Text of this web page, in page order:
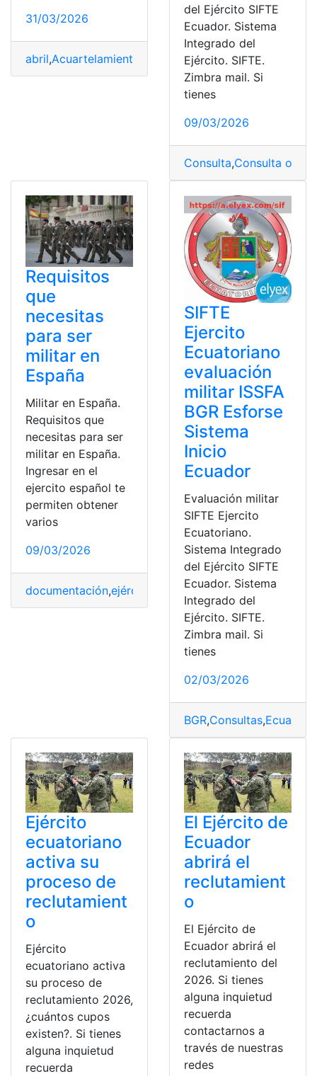
31/03/2026
abril,Acuartelamiento convoca,Ejercito,Jóvenes
del Ejército SIFTE
Ecuador. Sistema
Integrado del
Ejército. SIFTE.
Zimbra mail. Si
tienes
09/03/2026
Consulta,Consulta online
Requisitos
que
necesitas
para ser
militar en
España
Militar en España.
Requisitos que
necesitas para ser
militar en España.
Ingresar en el
ejercito español te
permiten obtener
varios
09/03/2026
documentación,ejército España,militar, Requisitos
SIFTE
Ejercito
Ecuatoriano
evaluación
militar ISSFA
BGR Esforse
Sistema
Inicio
Ecuador
Evaluación militar
SIFTE Ejercito
Ecuatoriano.
Sistema Integrado
del Ejército SIFTE
Ecuador. Sistema
Integrado del
Ejército. SIFTE.
Zimbra mail. Si
tienes
02/03/2026
BGR,Consultas,Ecuador
Ejército
ecuatoriano
activa su
proceso de
reclutamient
o
Ejército
ecuatoriano activa
su proceso de
reclutamiento 2026,
¿cuántos cupos
existen?. Si tienes
alguna inquietud
recuerda
El Ejército de
Ecuador
abrirá el
reclutamient
o
El Ejército de
Ecuador abrirá el
reclutamiento del
2026. Si tienes
alguna inquietud
recuerda
contactarnos a
través de nuestras
redes